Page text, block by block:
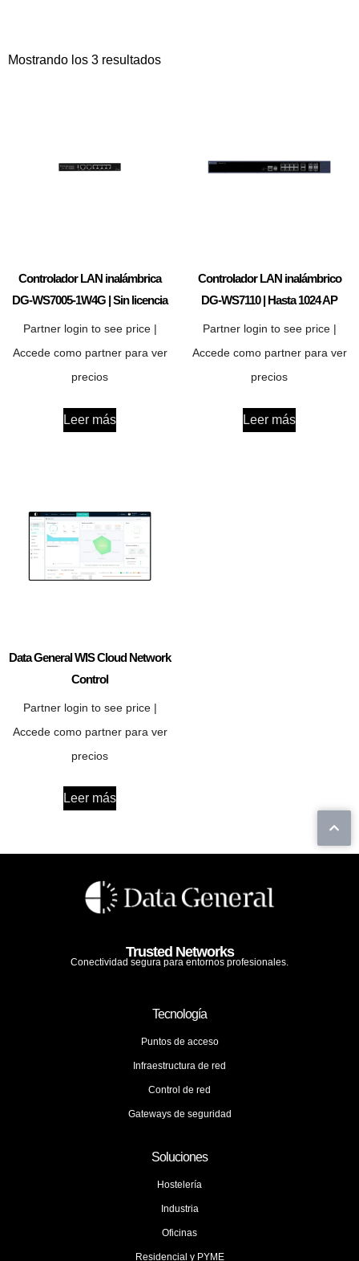
Mostrando los 3 resultados
Controlador LAN inalámbrica
DG-WS7005-1W4G | Sin licencia
Partner login to see price |
Accede como partner para ver
precios
Leer más
Controlador LAN inalámbrico
DG-WS7110 | Hasta 1024 AP
Partner login to see price |
Accede como partner para ver
precios
Leer más
Data General WIS Cloud Network
Control
Partner login to see price |
Accede como partner para ver
precios
Leer más
Trusted Networks
Conectividad segura para entornos profesionales.
Tecnología
Puntos de acceso
Infraestructura de red
Control de red
Gateways de seguridad
Soluciones
Hostelería
Industria
Oficinas
Residencial y PYME